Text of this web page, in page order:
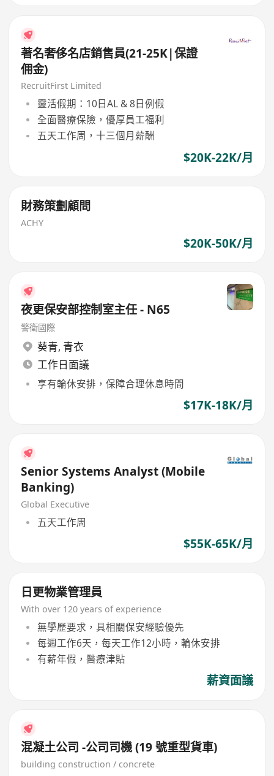
著名奢侈名店銷售員(21-25K|保證
佣金)
RecruitFirst Limited
靈活假期：10日AL & 8日例假
全面醫療保險，優厚員工福利
五天工作周，十三個月薪酬
$20K-22K/月
財務策劃顧問
ACHY
$20K-50K/月
夜更保安部控制室主任 - N65
警衛國際
葵青, 青衣
工作日面議
享有輪休安排，保障合理休息時間
$17K-18K/月
Senior Systems Analyst (Mobile
Banking)
Global Executive
五天工作周
$55K-65K/月
日更物業管理員
With over 120 years of experience
無學歷要求，具相關保安經驗優先
每週工作6天，每天工作12小時，輪休安排
有薪年假，醫療津貼
薪資面議
混凝土公司 -公司司機 (19 號重型貨車)
building construction / concrete